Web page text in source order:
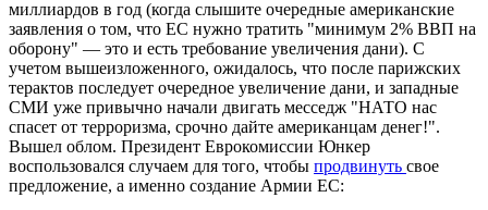
миллиардов в год (когда слышите очередные американские
заявления о том, что ЕС нужно тратить "минимум 2% ВВП на
оборону" — это и есть требование увеличения дани). С
учетом вышеизложенного, ожидалось, что после парижских
терактов последует очередное увеличение дани, и западные
СМИ уже привычно начали двигать месседж "НАТО нас
спасет от терроризма, срочно дайте американцам денег!".
Вышел облом. Президент Еврокомиссии Юнкер
воспользовался случаем для того, чтобы продвинуть свое
предложение, а именно создание Армии ЕС: